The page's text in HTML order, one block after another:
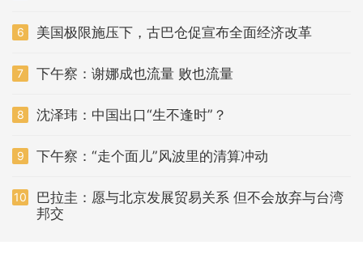
6 美国极限施压下，古巴仓促宣布全面经济改革
7 下午察：谢娜成也流量 败也流量
8 沈泽玮：中国出口“生不逢时”？
9 下午察：“走个面儿”风波里的清算冲动
10
巴拉圭：愿与北京发展贸易关系 但不会放弃与台湾
邦交